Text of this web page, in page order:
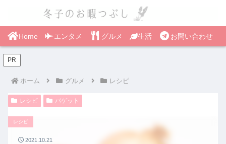
Home エンタメ グルメ 生活 お問い合わせ
PR
ホーム グルメ レシピ
レシピ バゲット
レシピ
2021.10.21